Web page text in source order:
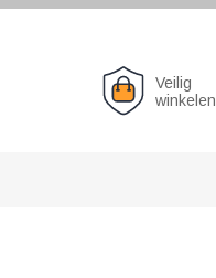
Veilig
winkelen